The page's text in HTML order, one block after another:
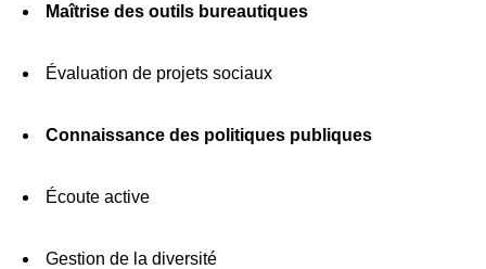
Maîtrise des outils bureautiques
Évaluation de projets sociaux
Connaissance des politiques publiques
Écoute active
Gestion de la diversité